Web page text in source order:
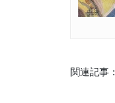
関連記事：